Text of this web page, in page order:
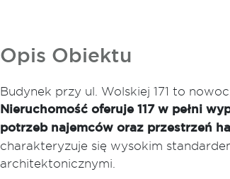
Opis Obiektu
Budynek przy ul. Wolskiej 171 to
Nieruchomość oferuje 117 w pełni
potrzeb najemców oraz przestrzeń
charakteryzuje się wysokim
architektonicznymi.